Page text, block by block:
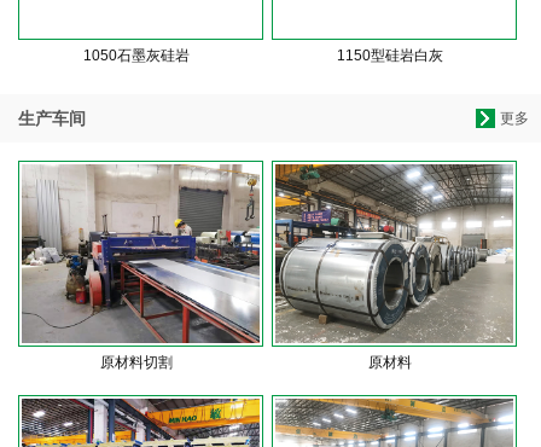
1050石墨灰硅岩 1150型硅岩白灰
更多
生产车间
原材料切割 原材料